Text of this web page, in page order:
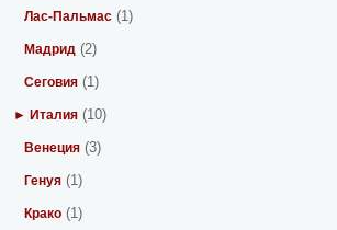
Лас-Пальмас (1)
Мадрид (2)
Сеговия (1)
► Италия (10)
Венеция (3)
Генуя (1)
Крако (1)